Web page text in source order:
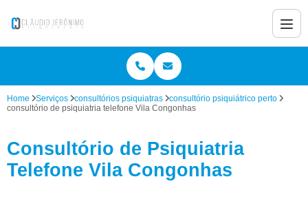
Home Serviços consultórios psiquiatras
consultório psiquiátrico perto
consultório de psiquiatria telefone Vila Congonhas
Consultório de Psiquiatria
Telefone Vila Congonhas